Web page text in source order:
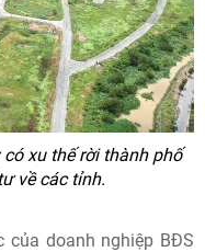
xu thế rời thành phố
về các tỉnh.
của doanh nghiệp BĐS